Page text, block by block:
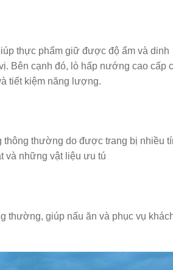
thực phẩm giữ được độ ẩm và dinh
Bên cạnh đó, lò hấp nướng cao cấp
tiết kiệm năng lượng.
thường do được trang bị nhiều
và những vật liệu ưu tú
thường, giúp nấu ăn và phục vụ